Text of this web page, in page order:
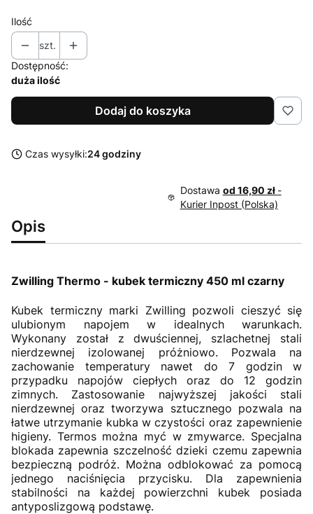
Ilość
szt.
Dostępność:
duża ilość
Dodaj do koszyka
Czas wysyłki:24 godziny
Dostawa od 16,90 zł -
Kurier Inpost (Polska)
Opis
Zwilling Thermo - kubek termiczny 450 ml czarny
Kubek termiczny marki Zwilling pozwoli cieszyć się
ulubionym napojem w idealnych warunkach.
Wykonany został z dwuściennej, szlachetnej stali
nierdzewnej izolowanej próżniowo. Pozwala na
zachowanie temperatury nawet do 7 godzin w
przypadku napojów ciepłych oraz do 12 godzin
zimnych. Zastosowanie najwyższej jakości stali
nierdzewnej oraz tworzywa sztucznego pozwala na
łatwe utrzymanie kubka w czystości oraz zapewnienie
higieny. Termos można myć w zmywarce. Specjalna
blokada zapewnia szczelność dzieki czemu zapewnia
bezpieczną podróż. Można odblokować za pomocą
jednego naciśnięcia przycisku. Dla zapewnienia
stabilności na każdej powierzchni kubek posiada
antyposlizgową podstawę.